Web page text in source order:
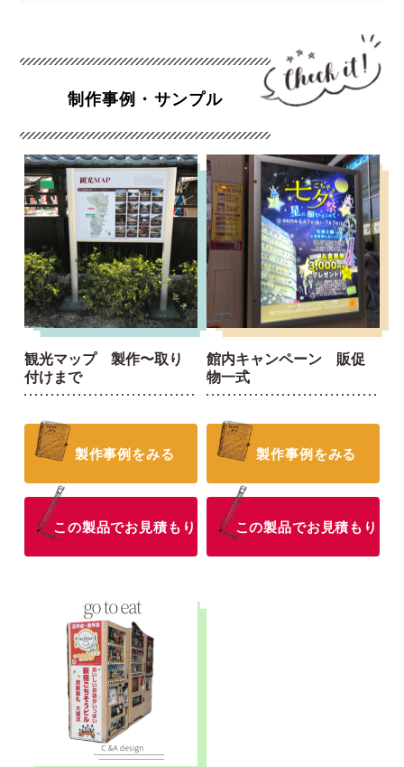
制作事例・サンプル
観光マップ 製作〜取り
付けまで
製作事例をみる
この製品でお見積もり
館内キャンペーン 販促
物一式
製作事例をみる
この製品でお見積もり